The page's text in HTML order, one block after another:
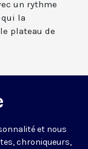
un rythme
qui la
plateau de
et nous
chroniqueurs,